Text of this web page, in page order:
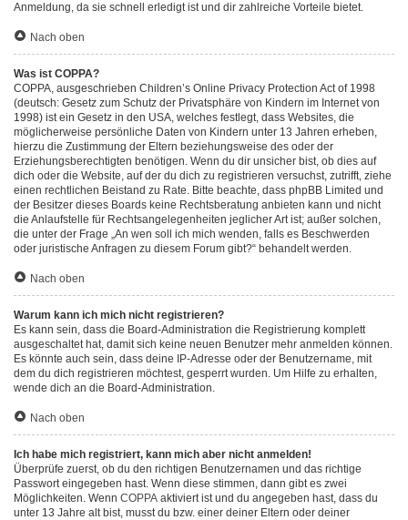
Anmeldung, da sie schnell erledigt ist und dir zahlreiche Vorteile bietet.
Nach oben
Was ist COPPA?
COPPA, ausgeschrieben Children’s Online Privacy Protection Act of 1998
(deutsch: Gesetz zum Schutz der Privatsphäre von Kindern im Internet von
1998) ist ein Gesetz in den USA, welches festlegt, dass Websites, die
möglicherweise persönliche Daten von Kindern unter 13 Jahren erheben,
hierzu die Zustimmung der Eltern beziehungsweise des oder der
Erziehungsberechtigten benötigen. Wenn du dir unsicher bist, ob dies auf
dich oder die Website, auf der du dich zu registrieren versuchst, zutrifft, ziehe
einen rechtlichen Beistand zu Rate. Bitte beachte, dass phpBB Limited und
der Besitzer dieses Boards keine Rechtsberatung anbieten kann und nicht
die Anlaufstelle für Rechtsangelegenheiten jeglicher Art ist; außer solchen,
die unter der Frage „An wen soll ich mich wenden, falls es Beschwerden
oder juristische Anfragen zu diesem Forum gibt?“ behandelt werden.
Nach oben
Warum kann ich mich nicht registrieren?
Es kann sein, dass die Board-Administration die Registrierung komplett
ausgeschaltet hat, damit sich keine neuen Benutzer mehr anmelden können.
Es könnte auch sein, dass deine IP-Adresse oder der Benutzername, mit
dem du dich registrieren möchtest, gesperrt wurden. Um Hilfe zu erhalten,
wende dich an die Board-Administration.
Nach oben
Ich habe mich registriert, kann mich aber nicht anmelden!
Überprüfe zuerst, ob du den richtigen Benutzernamen und das richtige
Passwort eingegeben hast. Wenn diese stimmen, dann gibt es zwei
Möglichkeiten. Wenn COPPA aktiviert ist und du angegeben hast, dass du
unter 13 Jahre alt bist, musst du bzw. einer deiner Eltern oder deiner